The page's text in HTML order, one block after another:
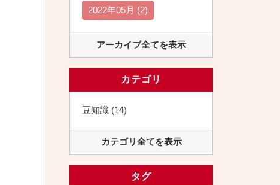
2022年05月 (2)
アーカイブ全てを表示
カテゴリ
豆知識 (14)
カテゴリ全てを表示
タグ